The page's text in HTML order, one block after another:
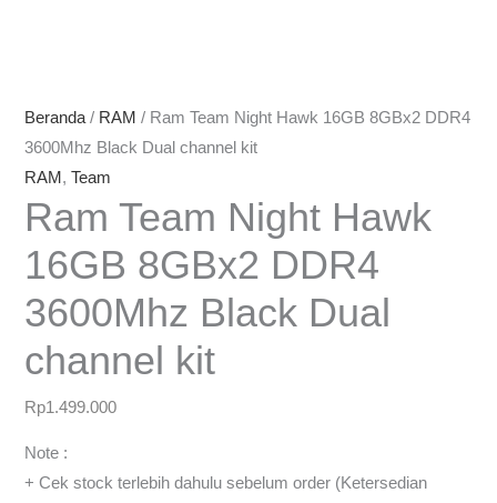
Beranda/ RAM / Ram Team Night Hawk 16GB 8GBx2 DDR4
3600Mhz Black Dual channel kit
RAM ,Team
Ram Team Night Hawk
16GB 8GBx2 DDR4
3600Mhz Black Dual
channel kit
Rp1.499.000
Note :
+ Cek stock terlebih dahulu sebelum order (Ketersedian